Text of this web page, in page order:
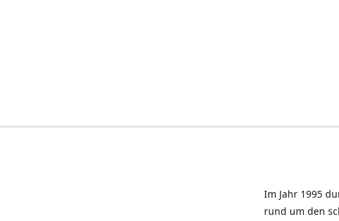
Im Jahr 1995
rund um den